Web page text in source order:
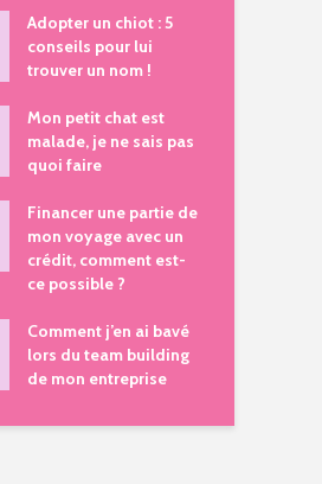
Adopter un chiot : 5
conseils pour lui
trouver un nom !
Mon petit chat est
malade, je ne sais pas
quoi faire
Financer une partie de
mon voyage avec un
crédit, comment est-
ce possible ?
Comment j’en ai bavé
lors du team building
de mon entreprise